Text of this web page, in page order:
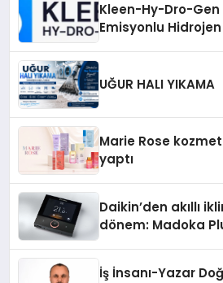
Kleen-Hy-Dro-Gen
Emisyonlu
UĞUR HALI YIKAMA
Marie Rose
yaptı
Daikin’den akıllı
dönem: Madoka
İş İnsanı-Yazar